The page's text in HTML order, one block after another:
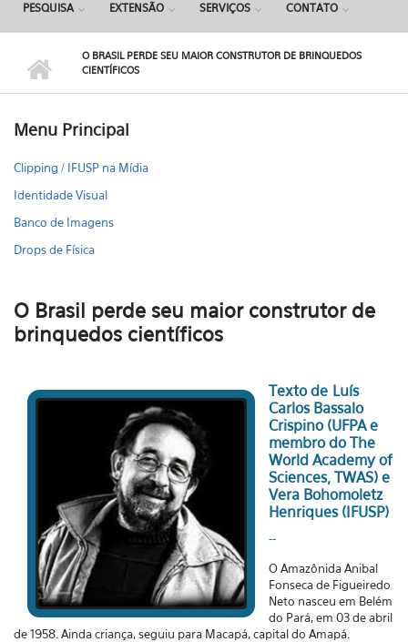
PESQUISA EXTENSÃO SERVIÇOS CONTATO
O BRASIL PERDE SEU MAIOR CONSTRUTOR DE BRINQUEDOS
CIENTÍFICOS
Menu Principal
Clipping / IFUSP na Mídia
Identidade Visual
Banco de Imagens
Drops de Física
O Brasil perde seu maior construtor de
brinquedos científicos
Texto de Luís
Carlos Bassalo
Crispino (UFPA e
membro do The
World Academy of
Sciences, TWAS) e
Vera Bohomoletz
Henriques (IFUSP)
--
O Amazônida Anibal
Fonseca de Figueiredo
Neto nasceu em Belém
do Pará, em 03 de abril
de 1958. Ainda criança, seguiu para Macapá, capital do Amapá.